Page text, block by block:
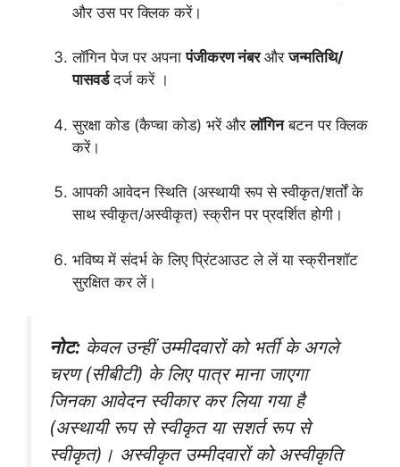
और उस पर क्लिक करें।
लॉगिन पेज पर अपनापंजीकरण नंबरऔरजन्मतिथि/
पासवर्डदर्ज करें ।
सुरक्षा कोड (कैप्चा कोड) भरें औरलॉगिनबटन पर क्लिक
करें।
आपकी आवेदन स्थिति (अस्थायी रूप से स्वीकृत/शर्तों के
साथ स्वीकृत/अस्वीकृत) स्क्रीन पर प्रदर्शित होगी।
भविष्य में संदर्भ के लिए प्रिंटआउट ले लें या स्क्रीनशॉट
सुरक्षित कर लें।
नोट: केवल उन्हीं उम्मीदवारों को भर्ती के अगले
चरण (सीबीटी) के लिए पात्र माना जाएगा
जिनका आवेदन स्वीकार कर लिया गया है
(अस्थायी रूप से स्वीकृत या सशर्त रूप से
स्वीकृत)। अस्वीकृत उम्मीदवारों को अस्वीकृति